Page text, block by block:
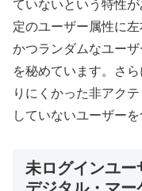
ていないという特性
定のユーザー属性に
かつランダムなユー
を秘めています。さ
りにくかった非アク
していないユーザー
未ログインユ